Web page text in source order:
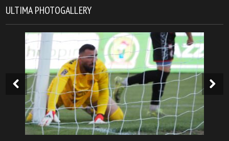
ULTIMA PHOTOGALLERY